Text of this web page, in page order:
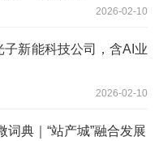
2026-02-10
子新能科技公司，含AI业
2026-02-10
词典｜“站产城”融合发展